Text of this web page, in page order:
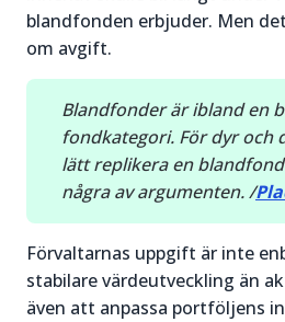
blandfonden erbjuder. Men
om avgift.
Blandfonder är ibland en
fondkategori. För dyr och
lätt replikera en
några av argumenten. /
Förvaltarnas uppgift är inte
stabilare värdeutveckling än
även att anpassa portföljens